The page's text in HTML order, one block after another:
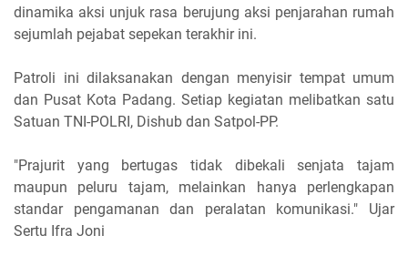
dinamika aksi unjuk rasa berujung aksi penjarahan rumah
sejumlah pejabat sepekan terakhir ini.
Patroli ini dilaksanakan dengan menyisir tempat umum
dan Pusat Kota Padang. Setiap kegiatan melibatkan satu
Satuan TNI-POLRI, Dishub dan Satpol-PP.
"Prajurit yang bertugas tidak dibekali senjata tajam
maupun peluru tajam, melainkan hanya perlengkapan
standar pengamanan dan peralatan komunikasi." Ujar
Sertu Ifra Joni